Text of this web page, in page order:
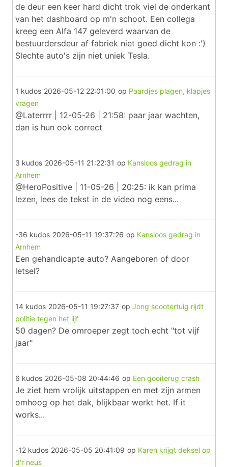
de deur een keer hard dicht trok viel de onderkant
van het dashboard op m'n schoot. Een collega
kreeg een Alfa 147 geleverd waarvan de
bestuurdersdeur af fabriek niet goed dicht kon :')
Slechte auto's zijn niet uniek Tesla.
1 kudos 2026-05-12 22:01:00 op Paardjes plagen, klapjes
vragen
@Laterrrr | 12-05-26 | 21:58: paar jaar wachten,
dan is hun ook correct
3 kudos 2026-05-11 21:22:31 op Kansloos gedrag in
Arnhem
@HeroPositive | 11-05-26 | 20:25: ik kan prima
lezen, lees de tekst in de video nog eens...
-36 kudos 2026-05-11 19:37:26 op Kansloos gedrag in
Arnhem
Een gehandicapte auto? Aangeboren of door
letsel?
14 kudos 2026-05-11 19:27:37 op Jong scootertuig rijdt
politie tegen het lijf
50 dagen? De omroeper zegt toch echt "tot vijf
jaar"
6 kudos 2026-05-08 20:44:46 op Een gooiterug crash
Je ziet hem vrolijk uitstappen en met zijn armen
omhoog op het dak, blijkbaar werkt het. If it
works...
-12 kudos 2026-05-05 20:41:09 op Karen krijgt deksel op
d'r neus